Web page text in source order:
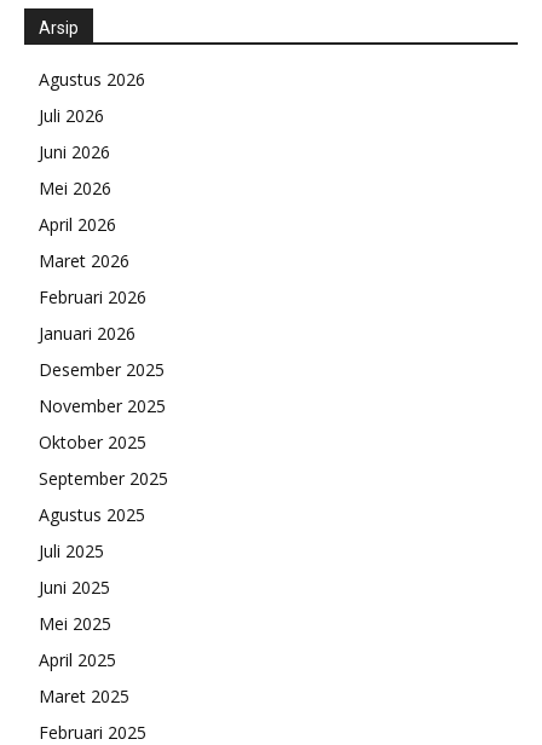
Arsip
Agustus 2026
Juli 2026
Juni 2026
Mei 2026
April 2026
Maret 2026
Februari 2026
Januari 2026
Desember 2025
November 2025
Oktober 2025
September 2025
Agustus 2025
Juli 2025
Juni 2025
Mei 2025
April 2025
Maret 2025
Februari 2025